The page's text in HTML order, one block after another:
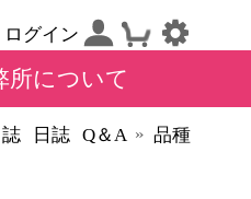
ログイン
所について
日誌 Q＆A » 品種